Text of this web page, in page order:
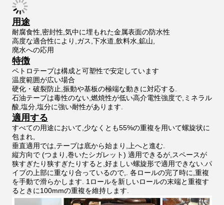
用途
耐腐食性,密封性,気中に埋もれた金属表面の防水性
高度な適合性により,ガス,下水道,飲料水,鉱山,
廃水への応用
特徴
ペトロテープは構成と可塑性で安定しています
温度範囲が広い場合
硬化・破裂防止,振動や基板の極端な動きに対応する.
石油テープは毒性のない,燃焼性が低い高介電性強度で,ミネラル
酸,塩分,塩分に強い耐性があります.
適用する
すべての用途において,少なくとも55%の重複を用いて螺旋状に
包まれ,
垂直適用では,テープは底から始まり,上へと進む.
縦方向で (つまり,巻いたシガレット) 適用できるが,スペースが
狭すぎたり狭すぎたりすると,好ましい螺旋形で適用できない.パ
イプの上部に重なり合っているので,. 各ロールの完了時に,重複
を手動で滑らかします. 1ロールを新しいロールの末端と重複す
るときに100mmの重複を維持します.